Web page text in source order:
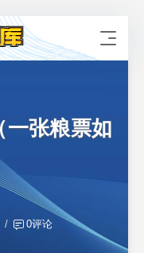
一张粮票如
0评论